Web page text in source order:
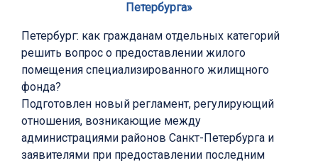
Петербурга»
Петербург: как гражданам отдельных категорий
решить вопрос о предоставлении жилого
помещения специализированного жилищного
фонда?
Подготовлен новый регламент, регулирующий
отношения, возникающие между
администрациями районов Санкт-Петербурга и
заявителями при предоставлении последним